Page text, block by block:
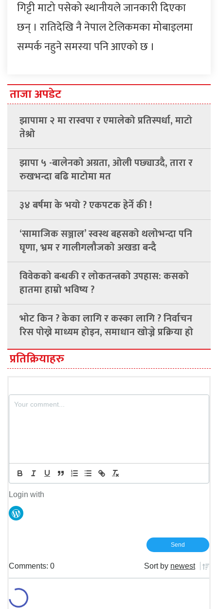
गिट्टी माटो पसेको स्थानीयले जानकारी दिएका
छन् । रातिदेखि नै नेपाल टेलिकमका मोबाइलमा
सम्पर्क नहुने समस्या पनि आएको छ ।
ताजा अपडेट
झापामा २ मा रास्वपा र एमालेको प्रतिस्पर्धा, माटो
तेश्रो
झापा ५ -बालेनको अग्रता, ओली पछ्याउदै, तारा र
रुखभन्दा बढि माटोमा मत
३४ बर्षमा के भयो ? एकपटक हेर्ने की !
‘सामाजिक सञ्जाल’ स्वस्थ बहसको थलोभन्दा पनि
घृणा, भ्रम र गालीगलौजको अखडा बन्दै
विवेकको बन्धकी र लोकतन्त्रको उपहास: कसको
हातमा हाम्रो भविष्य ?
भोट किन ? केका लागि र कस्का लागि ? निर्वाचन
रिस पोख्ने माध्यम होइन, समाधान खोज्ने प्रक्रिया हो
प्रतिक्रियाहरु
Login with
Comments: 0 Sort by newest